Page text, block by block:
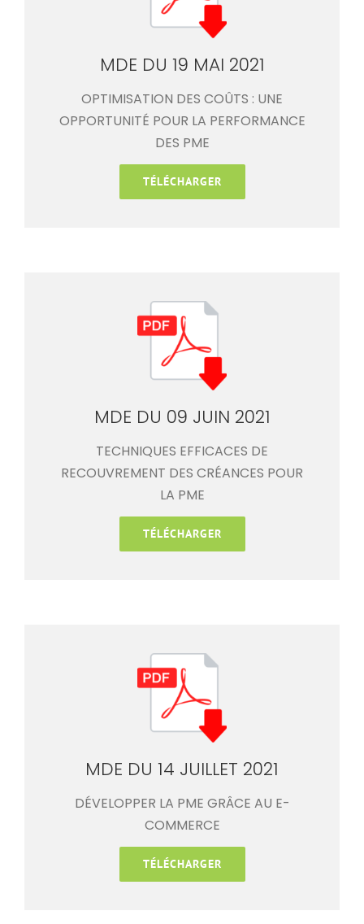
MDE DU 19 MAI 2021
OPTIMISATION DES COÛTS : UNE
OPPORTUNITÉ POUR LA PERFORMANCE
DES PME
TÉLÉCHARGER
MDE DU 09 JUIN 2021
TECHNIQUES EFFICACES DE
RECOUVREMENT DES CRÉANCES POUR
LA PME
TÉLÉCHARGER
MDE DU 14 JUILLET 2021
DÉVELOPPER LA PME GRÂCE AU E-
COMMERCE
TÉLÉCHARGER